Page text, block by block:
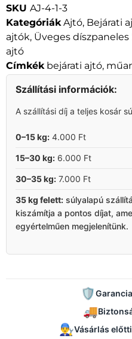
SKU AJ-4-1-3
Kategóriák Ajtó, Bejárati
ajtók, Üveges
ajtó
Címkék bejárati ajtó,
Szállítási információk:
A szállítási díj a teljes kosár
0–15 kg: 4.000 Ft
15–30 kg: 6.000 Ft
30–35 kg: 7.000 Ft
35 kg felett: súlyalapú
kiszámítja a pontos díjat,
egyértelműen megjelenítünk.
🛡️
🚚
👨‍🔧Vásárlás